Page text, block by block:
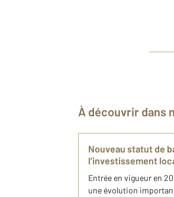
À découvrir
Nouveau statut de
l’investissement
Entrée en vigueur en
une évolution